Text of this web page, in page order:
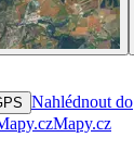
Nahlédnout do
Mapy.cz